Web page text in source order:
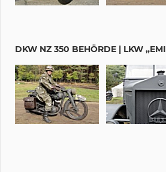
DKW NZ 350 BEHÖRDE | LKW